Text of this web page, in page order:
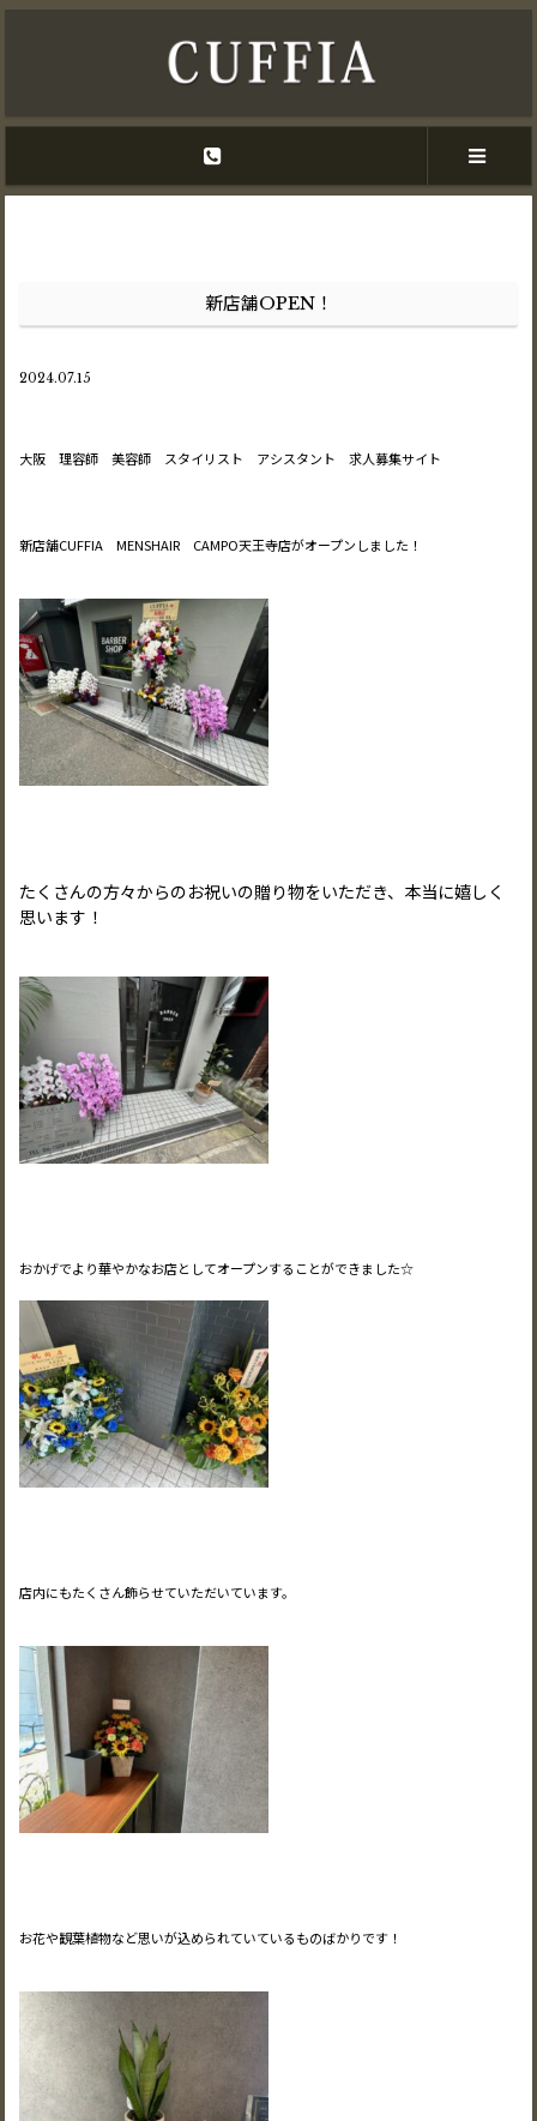
新店舗OPEN！
2024.07.15
大阪 理容師 美容師 スタイリスト アシスタント 求人募集サイト
新店舗CUFFIA MENSHAIR CAMPO天王寺店がオープンしました！
たくさんの方々からのお祝いの贈り物をいただき、本当に嬉しく
思います！
おかげでより華やかなお店としてオープンすることができました☆
店内にもたくさん飾らせていただいています。
お花や観葉植物など思いが込められていているものばかりです！